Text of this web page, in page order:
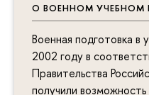
О ВОЕННОМ УЧЕБНОМ
Военная подготовка в
2002 году в
Правительства
получили